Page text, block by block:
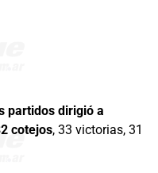
partidos dirigió a
cotejos, 33 victorias, 31